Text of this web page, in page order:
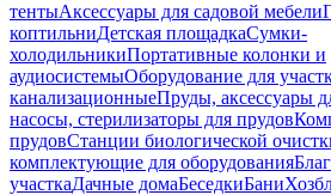
тентыАксессуары для садовой мебели
коптильниДетская площадкаСумки-
холодильникиПортативные колонки и
аудиосистемыОборудование для
канализационныеПруды, аксессуары
насосы, стерилизаторы для прудов
прудовСтанции биологической
комплектующие для оборудования
участкаДачные домаБеседкиБани